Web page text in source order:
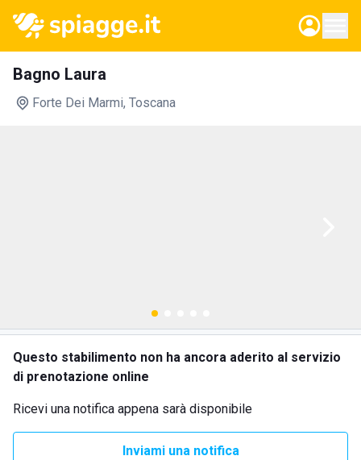
Bagno Laura
Forte Dei Marmi, Toscana
Questo stabilimento non ha ancora aderito al servizio
di prenotazione online
Ricevi una notifica appena sarà disponibile
Inviami una notifica